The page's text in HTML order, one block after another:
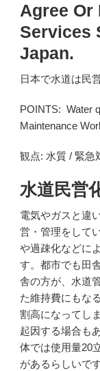
Agree Or
Services
Japan.
日本で水道は民
POINTS: Water
Maintenance
観点: 水質 / 緊急
水道民営
電気やガスと違
営・管理をして
や過疎化などに
す。都市でも田
舎の方が、水道
た維持費にもな
割高になってし
起因する場合も
体では使用量20
があるらしいです